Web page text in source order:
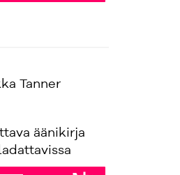
Tanner
äänikirja